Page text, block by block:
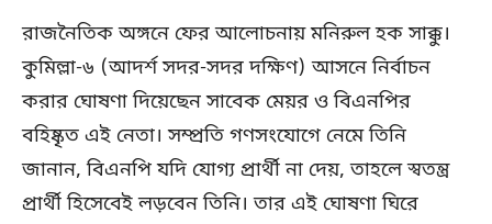
রাজনৈতিক অঙ্গনে ফের আলোচনায় মনিরুল হক সাক্কু।
কুমিল্লা-৬ (আদর্শ সদর-সদর দক্ষিণ) আসনে নির্বাচন
করার ঘোষণা দিয়েছেন সাবেক মেয়র ও বিএনপির
বহিষ্কৃত এই নেতা। সম্প্রতি গণসংযোগে নেমে তিনি
জানান, বিএনপি যদি যোগ্য প্রার্থী না দেয়, তাহলে স্বতন্ত্র
প্রার্থী হিসেবেই লড়বেন তিনি। তার এই ঘোষণা ঘিরে